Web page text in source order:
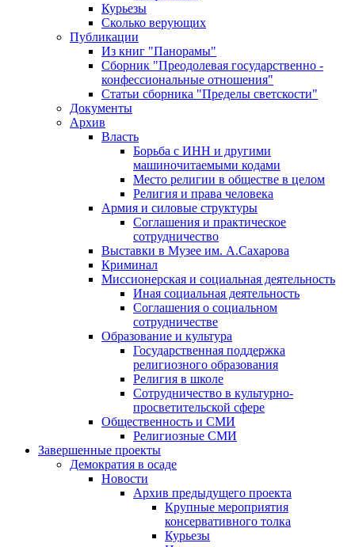
Курьезы
Сколько верующих
Публикации
Из книг "Панорамы"
Сборник "Преодолевая государственно -
конфессиональные отношения"
Статьи сборника "Пределы светскости"
Документы
Архив
Власть
Борьба с ИНН и другими
машиночитаемыми кодами
Место религии в обществе в целом
Религия и права человека
Армия и силовые структуры
Соглашения и практическое
сотрудничество
Выставки в Музее им. А.Сахарова
Криминал
Миссионерская и социальная деятельность
Иная социальная деятельность
Соглашения о социальном
сотрудничестве
Образование и культура
Государственная поддержка
религиозного образования
Религия в школе
Сотрудничество в культурно-
просветительской сфере
Общественность и СМИ
Религиозные СМИ
Завершенные проекты
Демократия в осаде
Новости
Архив предыдущего проекта
Крупные мероприятия
консервативного толка
Курьезы